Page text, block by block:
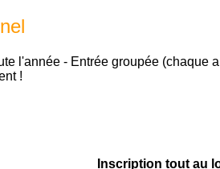
l'année - Entrée groupée (chaque
!
Inscription tout au